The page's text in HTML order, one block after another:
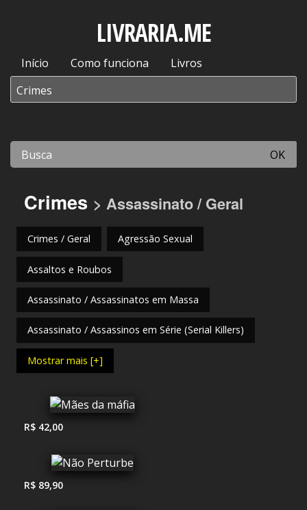
LIVRARIA.ME
Início Como funciona Livros
OK
Crimes > Assassinato / Geral
Crimes / Geral Agressão Sexual
Assaltos e Roubos
Assassinato / Assassinatos em Massa
Assassinato / Assassinos em Série (Serial Killers)
Mostrar mais [+]
R$ 42,00
R$ 89,90